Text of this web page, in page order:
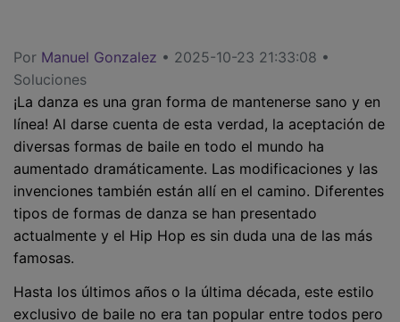
Por Manuel Gonzalez • 2025-10-23 21:33:08 •
Soluciones
¡La danza es una gran forma de mantenerse sano y en
línea! Al darse cuenta de esta verdad, la aceptación de
diversas formas de baile en todo el mundo ha
aumentado dramáticamente. Las modificaciones y las
invenciones también están allí en el camino. Diferentes
tipos de formas de danza se han presentado
actualmente y el Hip Hop es sin duda una de las más
famosas.
Hasta los últimos años o la última década, este estilo
exclusivo de baile no era tan popular entre todos pero